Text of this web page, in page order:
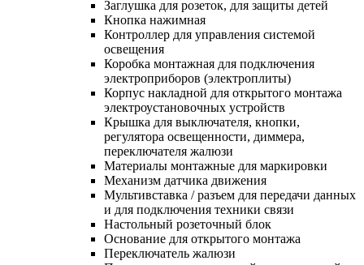
Заглушка для розеток, для защиты детей
Кнопка нажимная
Контроллер для управления системой
освещения
Коробка монтажная для подключения
электроприборов (электроплиты)
Корпус накладной для открытого монтажа
электроустановочных устройств
Крышка для выключателя, кнопки,
регулятора освещенности, диммера,
переключателя жалюзи
Материалы монтажные для маркировки
Механизм датчика движения
Мультивставка / разъем для передачи данных
и для подключения техники связи
Настольный розеточный блок
Основание для открытого монтажа
Переключатель жалюзи